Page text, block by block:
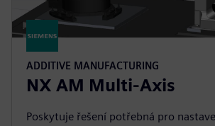
ADDITIVE MANUFACTURING
NX AM Multi-Axis
Poskytuje řešení potřebná pro